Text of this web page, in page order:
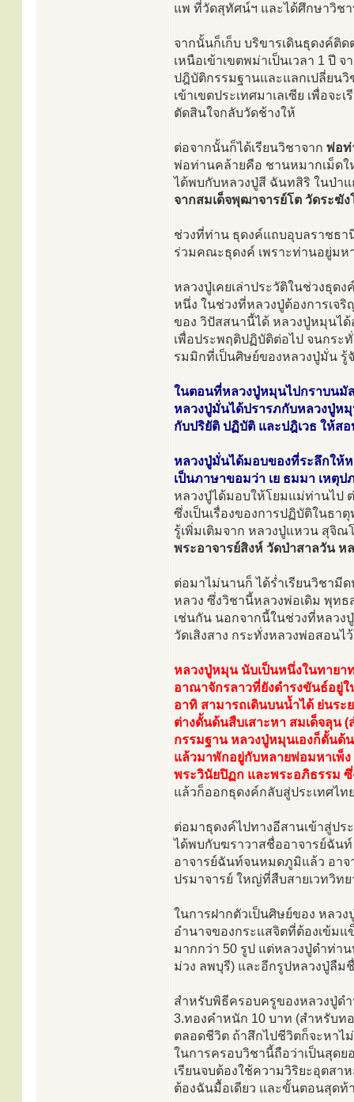
แพ ที่วัดสุทัศน์ฯ และได้ศึกษาวิช
จากนั้นก็เก็บ บริขารเดินธุดงค์ติ
เหนือเข้าเขตพม่าเป็นเวลา 1 ปี
ปฎิบัติกรรมฐานและแลกเปลี่ยน
เข้าเขตประเทศมาเลเซีย เพื่อจ
ตัดสินใจกลับวัดช้างให้
ต่อจากนั้นก็ได้เรียนวิชาจาก พ่อท่
พ่อท่านคล้ายคือ ชานหมากเม็ดใ
ได้พบกับหลวงปู่สี ฉันทสิริ ในป่า
จากสมเด็จพุฒาจารย์โต วัดระฆั
ช่วงที่ท่าน ธุดงค์แถบอุบลราชธ
ร่วมคณะธุดงค์ เพราะท่านอยู่มห
หลวงปู่เคยเล่าประวัติในช่วงธุด
หนึ่ง ในช่วงที่หลวงปู่ต้องการเจ
ของ วิปัสสนานี้ได้ หลวงปู่หมุนไ
เพื่อประพฤติปฏิบัติต่อไป จนกร
รมมิกที่เป็นศิษย์ของหลวงปู่มั่น
ในตอนที่หลวงปู่หมุนไปกราบนมั
หลวงปู่มั่นได้ปรารภกับหลวงปู่ห
กับปริยัติ ปฏิบัติ และปฎิเวธ ให้ส
หลวงปู่มั่นได้มอบของที่ระลึกให้
เป็นภาษาขอมว่า เย ธมมา เหตุ
หลวงปู่ได้มอบให้โยมแม่ท่านไป
ซึ่งเป็นเรื่องของการปฏิบัติในธา
รู้เพิ่มเติมจาก หลวงปู่แหวน สุจิณ
พระอาจารย์สิงห์ วัดป่าสาลวัน ห
ต่อมาไม่นานก็ ได้ร่ำเรียนวิชามี
หลวง ซึ่งวิชานี้หลวงพ่อเดิม พุทธ
เช่นกัน นอกจากนี้ในช่วงที่หลว
วัดเสิงสาง กระทั่งหลวงพ่อสอน
หลวงปู่หมุน นับเป็นหนึ่งในทายา
อาณาจักรลาวที่ยังดำรงขันธ์อยู่
อาทิ สามารถเดินบนน้ำได้ ย่นระ
ต่างดั้นด้นสืบเสาะหา สมเด็จลุน
กรรมฐาน หลวงปู่หมุนเองก็ดั้นด้
แล้วมาพักอยู่กับหลายพ่อมหาเพ็ง
พระวินัยปิฏก และพระอภิธรรม
แล้วก็ออกธุดงค์กลับสู่ประเทศไ
ต่อมาธุดงค์ไปทางอีสานเข้าสู่ปร
ได้พบกับฆราวาสชื่ออาจารย์ฉัน
อาจารย์ฉันท์จนหมดภูมิแล้ว อาจ
ปรมาจารย์ ใหญ่ที่สืบสายเวทวิท
ในการฝากตัวเป็นศิษย์ของ หลว
อำนาจของกระแสจิตที่ต้องเข้ม
มากกว่า 50 รูป แต่หลวงปู่ดำท่า
ม่วง ลพบุรี) และอีกรูปหลวงปู่ลืม
สำหรับพิธีครอบครูของหลวงปู่ด
3.ทองคำหนัก 10 บาท (สำหรับท
ตลอดชีวิต ถ้าสึกไปชีวิตก็จะหาไม่
ในการครอบวิชานี้ถือว่าเป็นสุดย
เรียนจบต้องใช้ความวิริยะอุตสา
ต้องฉันมื้อเดียว และขั้นตอนสุดท้